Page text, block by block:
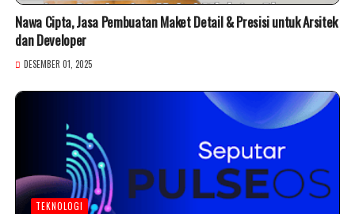
Nawa Cipta, Jasa Pembuatan Maket Detail & Presisi untuk Arsitek
dan Developer
DESEMBER 01, 2025
TEKNOLOGI